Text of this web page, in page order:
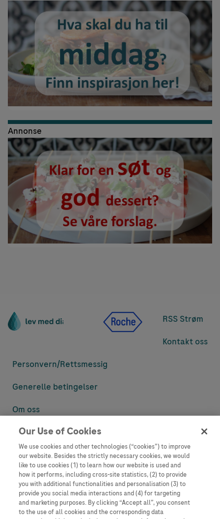
Annonse
RSS Strøm
Kontakt oss
Personvern/Rettsmessig
Generelle betingelser
Om oss
Denne nettsiden inneholder informasjon som er målsatt til en stor
informasjon som ellers ikke er tilgjengelig eller gyldig i ditt land.
Vennligst vær oppmerksom på at vi ikke tar noe ansvar for tilgang til
informasjon som muligens ikke er i samsvar med noen gyldig juridisk
prosess, regulering, registrering eller bruk i bostedslandet ditt.
Roche har ikke alltid mulighet til å kvalitetssikre andres innlegg, men
vil fjerne villedende eller upassende innlegg så langt det lar seg gjøre.
Vi har ikke ansvar for innhold på eksterne nettsider som det lenkes til.
Our Use of Cookies
We use cookies and other technologies (“cookies”) to improve
our website. Besides the strictly necessary cookies, we would
like to use cookies (1) to learn how our website is used and
how it performs, including cross-site statistics, (2) to provide
you with additional functionalities and personalisation (3) to
provide you social media interactions and (4) for targeting
and marketing purposes. By clicking “Accept all”, you consent
to the use of all cookies and the corresponding data